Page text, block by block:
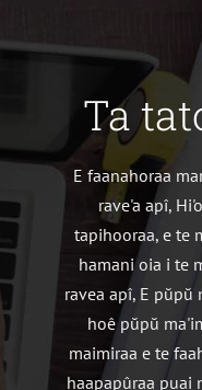
Ta
E faanahoraa
rave'a apî,
tapihooraa, e te
hamani oia i te
ravea apî, E
hoê pŭpŭ
maimiraa e te
haapapûraa puai